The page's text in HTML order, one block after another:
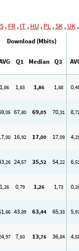
, FR , IT , HU , PL ,SK , UK ,
Download (Mbits)
Q1 Median Q3
1,86 1,83 1,86 1,88 0
,05 67,80 69,05 70,31 8
,00 16,92 17,00 17,09 4
,26 24,57 35,52 54,22 6
1,26 0,79 1,26 1,73 0
,66 43,89 63,44 65,33 5
,97 7,50 13,76 36,84 4